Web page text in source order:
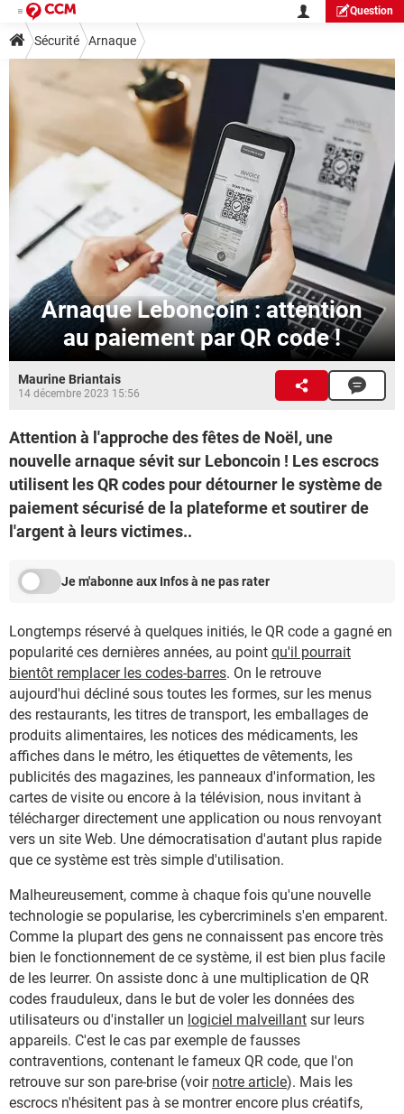
Question
Sécurité Arnaque
Arnaque Leboncoin : attention
au paiement par QR code !
Maurine Briantais
14 décembre 2023 15:56
Attention à l'approche des fêtes de Noël, une
nouvelle arnaque sévit sur Leboncoin ! Les escrocs
utilisent les QR codes pour détourner le système de
paiement sécurisé de la plateforme et soutirer de
l'argent à leurs victimes..
Je m'abonne aux Infos à ne pas rater
Longtemps réservé à quelques initiés, le QR code a gagné en
popularité ces dernières années, au point qu'il pourrait
bientôt remplacer les codes-barres. On le retrouve
aujourd'hui décliné sous toutes les formes, sur les menus
des restaurants, les titres de transport, les emballages de
produits alimentaires, les notices des médicaments, les
affiches dans le métro, les étiquettes de vêtements, les
publicités des magazines, les panneaux d'information, les
cartes de visite ou encore à la télévision, nous invitant à
télécharger directement une application ou nous renvoyant
vers un site Web. Une démocratisation d'autant plus rapide
que ce système est très simple d'utilisation.
Malheureusement, comme à chaque fois qu'une nouvelle
technologie se popularise, les cybercriminels s'en emparent.
Comme la plupart des gens ne connaissent pas encore très
bien le fonctionnement de ce système, il est bien plus facile
de les leurrer. On assiste donc à une multiplication de QR
codes frauduleux, dans le but de voler les données des
utilisateurs ou d'installer un logiciel malveillant sur leurs
appareils. C'est le cas par exemple de fausses
contraventions, contenant le fameux QR code, que l'on
retrouve sur son pare-brise (voir notre article). Mais les
escrocs n'hésitent pas à se montrer encore plus créatifs,